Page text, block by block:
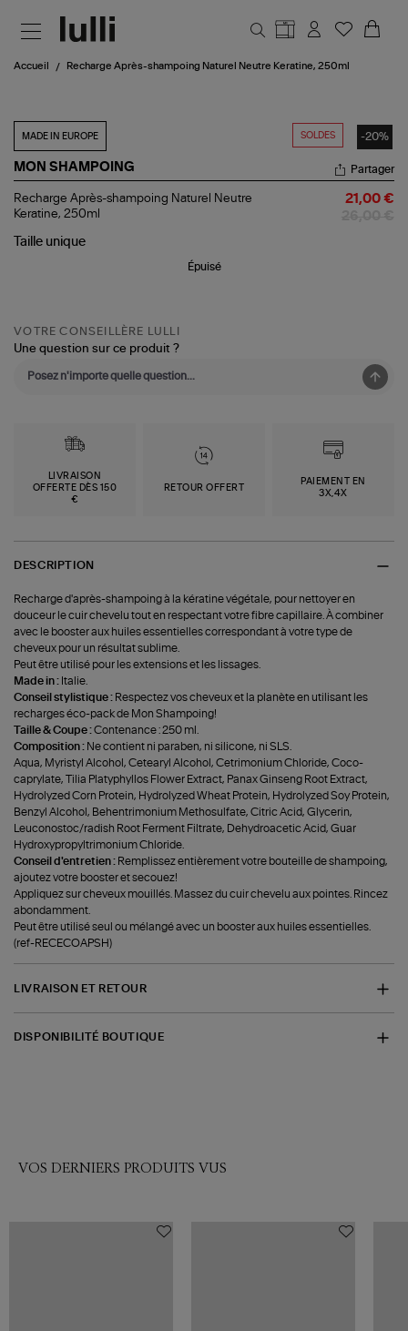
Accueil Recharge Après-shampoing Naturel Neutre Keratine, 250ml
SOLDES -20%
MADE IN EUROPE
MON SHAMPOING
Recharge
Après-
Naturel
Partager
Recharge Après-shampoing Naturel Neutre
Keratine, 250ml
21,00 €
Taille unique
Épuisé
VOTRE CONSEILLÈRE LULLI
Une question sur ce produit ?
LIVRAISON
OFFERTE DÈS 150
€
RETOUR OFFERT
PAIEMENT EN
3X,4X
DESCRIPTION
Recharge d'après-shampoing à la kératine végétale, pour nettoyer en
douceur le cuir chevelu tout en respectant votre fibre capillaire. À combiner
avec le booster aux huiles essentielles correspondant à votre type de
cheveux pour un résultat sublime.
Peut être utilisé pour les extensions et les lissages.
Made in : Italie.
Conseil stylistique : Respectez vos cheveux et la planète en utilisant les
recharges éco-pack de Mon Shampoing!
Taille & Coupe :Contenance : 250 ml.
Composition : Ne contient ni paraben, ni silicone, ni SLS.
Aqua, Myristyl Alcohol, Cetearyl Alcohol, Cetrimonium Chloride, Coco-
caprylate, Tilia Platyphyllos Flower Extract, Panax Ginseng Root Extract,
Hydrolyzed Corn Protein, Hydrolyzed Wheat Protein, Hydrolyzed Soy Protein,
Benzyl Alcohol, Behentrimonium Methosulfate, Citric Acid, Glycerin,
Leuconostoc/radish Root Ferment Filtrate, Dehydroacetic Acid, Guar
Hydroxypropyltrimonium Chloride.
Conseil d'entretien : Remplissez entièrement votre bouteille de shampoing,
ajoutez votre booster et secouez!
Appliquez sur cheveux mouillés. Massez du cuir chevelu aux pointes. Rincez
abondamment.
Peut être utilisé seul ou mélangé avec un booster aux huiles essentielles.
(ref-RECECOAPSH)
LIVRAISON ET RETOUR
DISPONIBILITÉ BOUTIQUE
VOS DERNIERS PRODUITS VUS